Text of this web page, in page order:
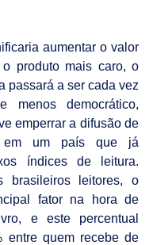
aumentar o valor
produto mais caro, o
passará a ser cada vez
menos democrático,
emperrar a difusão de
em um país que já
índices de leitura.
brasileiros leitores, o
fator na hora de
e este percentual
entre quem recebe de